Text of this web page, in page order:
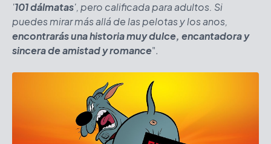
'101 dálmatas', pero calificada para adultos. Si
puedes mirar más allá de las pelotas y los anos,
encontrarás una historia muy dulce, encantadora y
sincera de amistad y romance".